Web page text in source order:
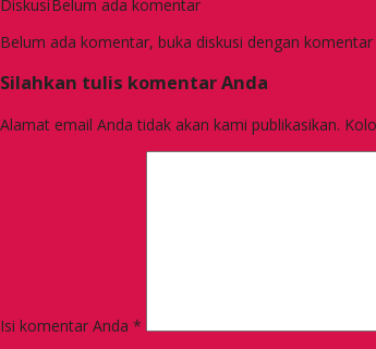
DiskusiBelum ada komentar
Belum ada komentar, buka diskusi dengan komentar
Silahkan tulis komentar Anda
Alamat email Anda tidak akan kami publikasikan.
Isi komentar Anda *